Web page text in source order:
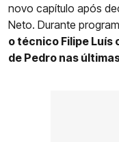
novo capítulo após
Neto. Durante
o técnico Filipe Luís
de Pedro nas